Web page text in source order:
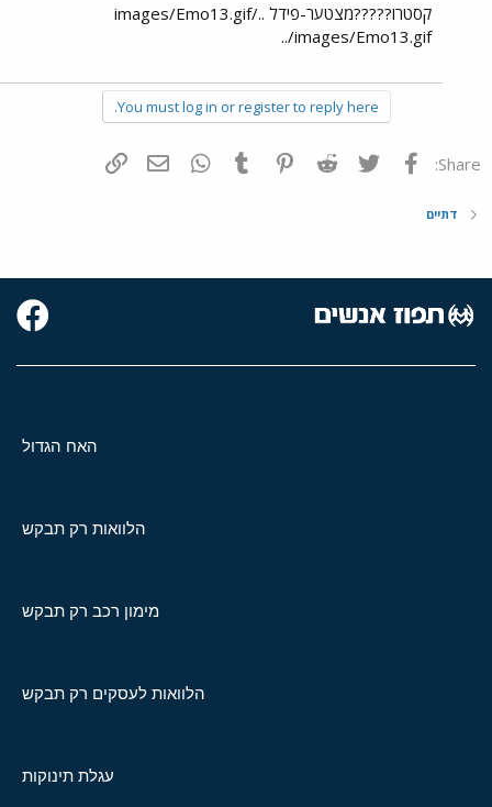
קסטרו?????מצטער-פידל ../images/Emo13.gif
../images/Emo13.gif
You must log in or register to reply here.
Share: פייסבוק Twitter
Reddit
Pinterest
Tumblr
WhatsAppדואר אלקטרוני
דתיים
האח הגדול
הלוואות רק תבקש
מימון רכב רק תבקש
הלוואות לעסקים רק תבקש
עגלת תינוקות